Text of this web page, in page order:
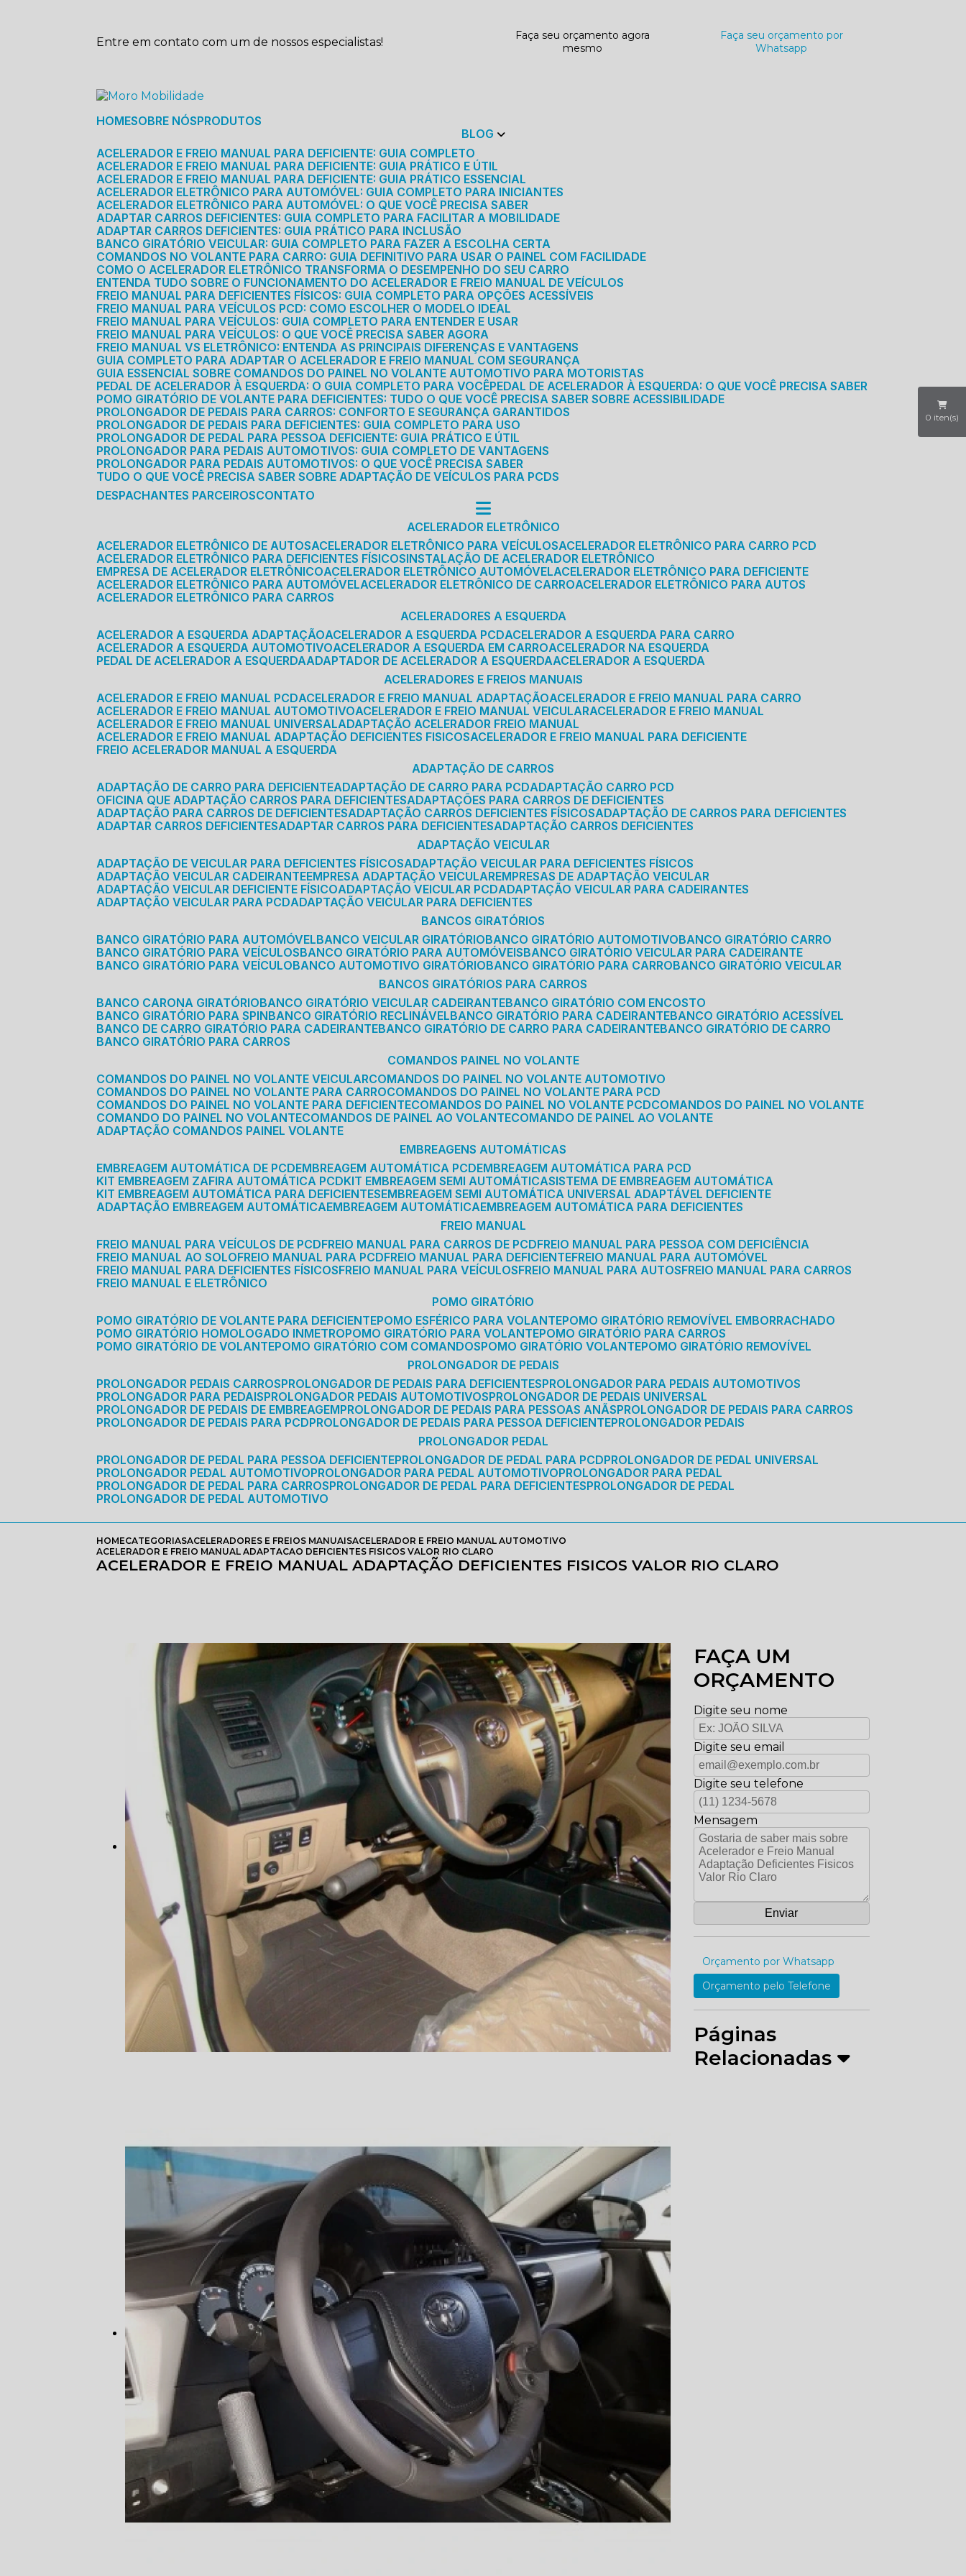
Entre em contato com um de nossos especialistas!
Faça seu orçamento agora
mesmo
Faça seu orçamento por
Whatsapp
HOME SOBRE NÓS PRODUTOS
BLOG
ACELERADOR E FREIO MANUAL PARA DEFICIENTE: GUIA COMPLETO
ACELERADOR E FREIO MANUAL PARA DEFICIENTE: GUIA PRÁTICO E ÚTIL
ACELERADOR E FREIO MANUAL PARA DEFICIENTE: GUIA PRÁTICO ESSENCIAL
ACELERADOR ELETRÔNICO PARA AUTOMÓVEL: GUIA COMPLETO PARA INICIANTES
ACELERADOR ELETRÔNICO PARA AUTOMÓVEL: O QUE VOCÊ PRECISA SABER
ADAPTAR CARROS DEFICIENTES: GUIA COMPLETO PARA FACILITAR A MOBILIDADE
ADAPTAR CARROS DEFICIENTES: GUIA PRÁTICO PARA INCLUSÃO
BANCO GIRATÓRIO VEICULAR: GUIA COMPLETO PARA FAZER A ESCOLHA CERTA
COMANDOS NO VOLANTE PARA CARRO: GUIA DEFINITIVO PARA USAR O PAINEL COM FACILIDADE
COMO O ACELERADOR ELETRÔNICO TRANSFORMA O DESEMPENHO DO SEU CARRO
ENTENDA TUDO SOBRE O FUNCIONAMENTO DO ACELERADOR E FREIO MANUAL DE VEÍCULOS
FREIO MANUAL PARA DEFICIENTES FÍSICOS: GUIA COMPLETO PARA OPÇÕES ACESSÍVEIS
FREIO MANUAL PARA VEÍCULOS PCD: COMO ESCOLHER O MODELO IDEAL
FREIO MANUAL PARA VEÍCULOS: GUIA COMPLETO PARA ENTENDER E USAR
FREIO MANUAL PARA VEÍCULOS: O QUE VOCÊ PRECISA SABER AGORA
FREIO MANUAL VS ELETRÔNICO: ENTENDA AS PRINCIPAIS DIFERENÇAS E VANTAGENS
GUIA COMPLETO PARA ADAPTAR O ACELERADOR E FREIO MANUAL COM SEGURANÇA
GUIA ESSENCIAL SOBRE COMANDOS DO PAINEL NO VOLANTE AUTOMOTIVO PARA MOTORISTAS
PEDAL DE ACELERADOR À ESQUERDA: O GUIA COMPLETO PARA VOCÊ PEDAL DE ACELERADOR À ESQUERDA: O QUE VOCÊ PRECISA SABER
POMO GIRATÓRIO DE VOLANTE PARA DEFICIENTES: TUDO O QUE VOCÊ PRECISA SABER SOBRE ACESSIBILIDADE
PROLONGADOR DE PEDAIS PARA CARROS: CONFORTO E SEGURANÇA GARANTIDOS
PROLONGADOR DE PEDAIS PARA DEFICIENTES: GUIA COMPLETO PARA USO
PROLONGADOR DE PEDAL PARA PESSOA DEFICIENTE: GUIA PRÁTICO E ÚTIL
PROLONGADOR PARA PEDAIS AUTOMOTIVOS: GUIA COMPLETO DE VANTAGENS
PROLONGADOR PARA PEDAIS AUTOMOTIVOS: O QUE VOCÊ PRECISA SABER
TUDO O QUE VOCÊ PRECISA SABER SOBRE ADAPTAÇÃO DE VEÍCULOS PARA PCDS
DESPACHANTES PARCEIROS
CONTATO
ACELERADOR ELETRÔNICO
ACELERADOR ELETRÔNICO DE AUTOS ACELERADOR ELETRÔNICO PARA VEÍCULOS ACELERADOR ELETRÔNICO PARA CARRO PCD
ACELERADOR ELETRÔNICO PARA DEFICIENTES FÍSICOS INSTALAÇÃO DE ACELERADOR ELETRÔNICO
EMPRESA DE ACELERADOR ELETRÔNICO ACELERADOR ELETRÔNICO AUTOMÓVEL ACELERADOR ELETRÔNICO PARA DEFICIENTE
ACELERADOR ELETRÔNICO PARA AUTOMÓVEL ACELERADOR ELETRÔNICO DE CARRO ACELERADOR ELETRÔNICO PARA AUTOS
ACELERADOR ELETRÔNICO PARA CARROS
ACELERADORES A ESQUERDA
ACELERADOR A ESQUERDA ADAPTAÇÃO ACELERADOR A ESQUERDA PCD ACELERADOR A ESQUERDA PARA CARRO
ACELERADOR A ESQUERDA AUTOMOTIVO ACELERADOR A ESQUERDA EM CARRO ACELERADOR NA ESQUERDA
PEDAL DE ACELERADOR A ESQUERDA
ADAPTADOR DE ACELERADOR A ESQUERDA ACELERADOR A ESQUERDA
ACELERADORES E FREIOS MANUAIS
ACELERADOR E FREIO MANUAL PCD ACELERADOR E FREIO MANUAL ADAPTAÇÃO ACELERADOR E FREIO MANUAL PARA CARRO
ACELERADOR E FREIO MANUAL AUTOMOTIVO ACELERADOR E FREIO MANUAL VEICULAR ACELERADOR E FREIO MANUAL
ACELERADOR E FREIO MANUAL UNIVERSAL
ADAPTAÇÃO ACELERADOR FREIO MANUAL
ACELERADOR E FREIO MANUAL ADAPTAÇÃO DEFICIENTES FISICOS ACELERADOR E FREIO MANUAL PARA DEFICIENTE
FREIO ACELERADOR MANUAL A ESQUERDA
ADAPTAÇÃO DE CARROS
ADAPTAÇÃO DE CARRO PARA DEFICIENTE
ADAPTAÇÃO DE CARRO PARA PCD
ADAPTAÇÃO CARRO PCD
OFICINA QUE ADAPTAÇÃO CARROS PARA DEFICIENTES
ADAPTAÇÕES PARA CARROS DE DEFICIENTES
ADAPTAÇÃO PARA CARROS DE DEFICIENTES
ADAPTAÇÃO CARROS DEFICIENTES FÍSICOS
ADAPTAÇÃO DE CARROS PARA DEFICIENTES
ADAPTAR CARROS DEFICIENTES
ADAPTAR CARROS PARA DEFICIENTES
ADAPTAÇÃO CARROS DEFICIENTES
ADAPTAÇÃO VEICULAR
ADAPTAÇÃO DE VEICULAR PARA DEFICIENTES FÍSICOS
ADAPTAÇÃO VEICULAR PARA DEFICIENTES FÍSICOS
ADAPTAÇÃO VEICULAR CADEIRANTE EMPRESA ADAPTAÇÃO VEICULAR EMPRESAS DE ADAPTAÇÃO VEICULAR
ADAPTAÇÃO VEICULAR DEFICIENTE FÍSICO
ADAPTAÇÃO VEICULAR PCD
ADAPTAÇÃO VEICULAR PARA CADEIRANTES
ADAPTAÇÃO VEICULAR PARA PCD
ADAPTAÇÃO VEICULAR PARA DEFICIENTES
BANCOS GIRATÓRIOS
BANCO GIRATÓRIO PARA AUTOMÓVEL
BANCO VEICULAR GIRATÓRIO BANCO GIRATÓRIO AUTOMOTIVO
BANCO GIRATÓRIO CARRO
BANCO GIRATÓRIO PARA VEÍCULOS
BANCO GIRATÓRIO PARA AUTOMÓVEIS
BANCO GIRATÓRIO VEICULAR PARA CADEIRANTE
BANCO GIRATÓRIO PARA VEÍCULO
BANCO AUTOMOTIVO GIRATÓRIO BANCO GIRATÓRIO PARA CARRO
BANCO GIRATÓRIO VEICULAR
BANCOS GIRATÓRIOS PARA CARROS
BANCO CARONA GIRATÓRIO
BANCO GIRATÓRIO VEICULAR CADEIRANTE BANCO GIRATÓRIO COM ENCOSTO
BANCO GIRATÓRIO PARA SPIN
BANCO GIRATÓRIO RECLINÁVEL BANCO GIRATÓRIO PARA CADEIRANTE BANCO GIRATÓRIO ACESSÍVEL
BANCO DE CARRO GIRATÓRIO PARA CADEIRANTE BANCO GIRATÓRIO DE CARRO PARA CADEIRANTE BANCO GIRATÓRIO DE CARRO
BANCO GIRATÓRIO PARA CARROS
COMANDOS PAINEL NO VOLANTE
COMANDOS DO PAINEL NO VOLANTE VEICULAR
COMANDOS DO PAINEL NO VOLANTE AUTOMOTIVO
COMANDOS DO PAINEL NO VOLANTE PARA CARRO
COMANDOS DO PAINEL NO VOLANTE PARA PCD
COMANDOS DO PAINEL NO VOLANTE PARA DEFICIENTE
COMANDOS DO PAINEL NO VOLANTE PCD
COMANDOS DO PAINEL NO VOLANTE
COMANDO DO PAINEL NO VOLANTE
COMANDOS DE PAINEL AO VOLANTE
COMANDO DE PAINEL AO VOLANTE
ADAPTAÇÃO COMANDOS PAINEL VOLANTE
EMBREAGENS AUTOMÁTICAS
EMBREAGEM AUTOMÁTICA DE PCD EMBREAGEM AUTOMÁTICA PCD EMBREAGEM AUTOMÁTICA PARA PCD
KIT EMBREAGEM ZAFIRA AUTOMÁTICA PCD
KIT EMBREAGEM SEMI AUTOMÁTICA SISTEMA DE EMBREAGEM AUTOMÁTICA
KIT EMBREAGEM AUTOMÁTICA PARA DEFICIENTES EMBREAGEM SEMI AUTOMÁTICA UNIVERSAL ADAPTÁVEL DEFICIENTE
ADAPTAÇÃO EMBREAGEM AUTOMÁTICA EMBREAGEM AUTOMÁTICA EMBREAGEM AUTOMÁTICA PARA DEFICIENTES
FREIO MANUAL
FREIO MANUAL PARA VEÍCULOS DE PCD FREIO MANUAL PARA CARROS DE PCD FREIO MANUAL PARA PESSOA COM DEFICIÊNCIA
FREIO MANUAL AO SOLO FREIO MANUAL PARA PCD FREIO MANUAL PARA DEFICIENTE FREIO MANUAL PARA AUTOMÓVEL
FREIO MANUAL PARA DEFICIENTES FÍSICOS FREIO MANUAL PARA VEÍCULOS FREIO MANUAL PARA AUTOS FREIO MANUAL PARA CARROS
FREIO MANUAL E ELETRÔNICO
POMO GIRATÓRIO
POMO GIRATÓRIO DE VOLANTE PARA DEFICIENTE POMO ESFÉRICO PARA VOLANTE POMO GIRATÓRIO REMOVÍVEL EMBORRACHADO
POMO GIRATÓRIO HOMOLOGADO INMETRO POMO GIRATÓRIO PARA VOLANTE POMO GIRATÓRIO PARA CARROS
POMO GIRATÓRIO DE VOLANTE POMO GIRATÓRIO COM COMANDOS POMO GIRATÓRIO VOLANTE POMO GIRATÓRIO REMOVÍVEL
PROLONGADOR DE PEDAIS
PROLONGADOR PEDAIS CARROS PROLONGADOR DE PEDAIS PARA DEFICIENTES PROLONGADOR PARA PEDAIS AUTOMOTIVOS
PROLONGADOR PARA PEDAIS PROLONGADOR PEDAIS AUTOMOTIVOS PROLONGADOR DE PEDAIS UNIVERSAL
PROLONGADOR DE PEDAIS DE EMBREAGEM PROLONGADOR DE PEDAIS PARA PESSOAS ANÃS PROLONGADOR DE PEDAIS PARA CARROS
PROLONGADOR DE PEDAIS PARA PCD PROLONGADOR DE PEDAIS PARA PESSOA DEFICIENTE PROLONGADOR PEDAIS
PROLONGADOR PEDAL
PROLONGADOR DE PEDAL PARA PESSOA DEFICIENTE PROLONGADOR DE PEDAL PARA PCD PROLONGADOR DE PEDAL UNIVERSAL
PROLONGADOR PEDAL AUTOMOTIVO PROLONGADOR PARA PEDAL AUTOMOTIVO PROLONGADOR PARA PEDAL
PROLONGADOR DE PEDAL PARA CARROS PROLONGADOR DE PEDAL PARA DEFICIENTES PROLONGADOR DE PEDAL
PROLONGADOR DE PEDAL AUTOMOTIVO
0 iten(s)
HOMECATEGORIASACELERADORES E FREIOS MANUAISACELERADOR E FREIO MANUAL AUTOMOTIVO
ACELERADOR E FREIO MANUAL ADAPTACAO DEFICIENTES FISICOS VALOR RIO CLARO
ACELERADOR E FREIO MANUAL ADAPTAÇÃO DEFICIENTES FISICOS VALOR RIO CLARO
FAÇA UM
ORÇAMENTO
Digite seu nome
Digite seu email
Digite seu telefone
Mensagem
Orçamento por Whatsapp
Orçamento pelo Telefone
Páginas
Relacionadas